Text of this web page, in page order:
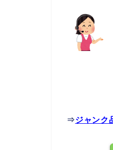
⇒ジャンク